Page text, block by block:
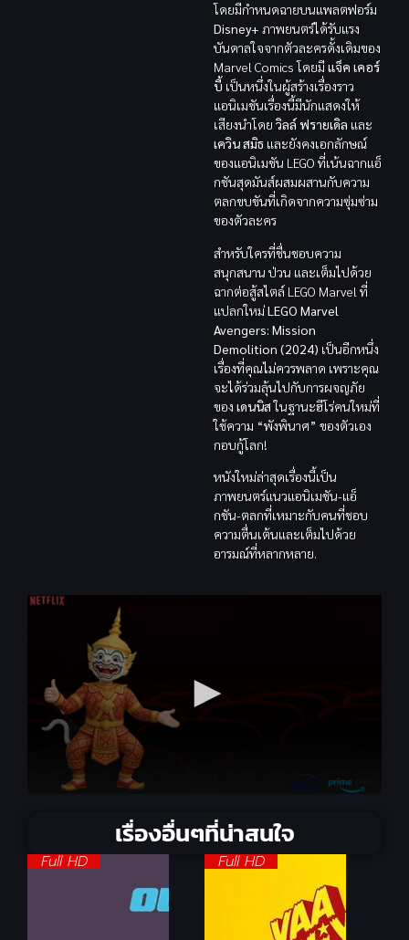
โดยมีกำหนดฉายบนแพลตฟอร์ม
Disney+ ภาพยนตร์ได้รับแรง
บันดาลใจจากตัวละครดั้งเดิมของ
Marvel Comics โดยมี แจ็ค เคอร์
บี้ เป็นหนึ่งในผู้สร้างเรื่องราว
แอนิเมชันเรื่องนี้มีนักแสดงให้
เสียงนำโดย วิลล์ ฟรายเดิล และ
เควิน สมิธ และยังคงเอกลักษณ์
ของแอนิเมชัน LEGO ที่เน้นฉากแอ็
กชันสุดมันส์ผสมผสานกับความ
ตลกขบขันที่เกิดจากความซุ่มซ่าม
ของตัวละคร
สำหรับใครที่ชื่นชอบความ
สนุกสนาน ป่วน และเต็มไปด้วย
ฉากต่อสู้สไตล์ LEGO Marvel ที่
แปลกใหม่LEGO Marvel
Avengers: Mission
Demolition (2024) เป็นอีกหนึ่ง
เรื่องที่คุณไม่ควรพลาด เพราะคุณ
จะได้ร่วมลุ้นไปกับการผจญภัย
ของ เดนนิสในฐานะฮีโร่คนใหม่ที่
ใช้ความ “พังพินาศ” ของตัวเอง
กอบกู้โลก!
หนังใหม่ล่าสุดเรื่องนี้เป็น
ภาพยนตร์แนวแอนิเมชัน-แอ็
กชัน-ตลกที่เหมาะกับคนที่ชอบ
ความตื่นเต้นและเต็มไปด้วย
อารมณ์ที่หลากหลาย.
เรื่องอื่นๆที่น่าสนใจ
Full HD Full HD